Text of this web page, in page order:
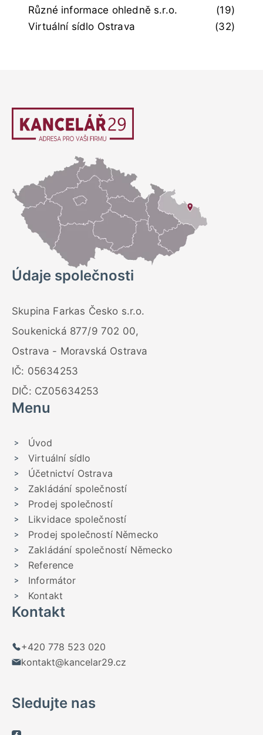
Různé informace ohledně s.r.o.
(19)
Virtuální sídlo Ostrava
(32)
Údaje společnosti
Skupina Farkas Česko s.r.o.
Soukenická 877/9 702 00,
Ostrava - Moravská Ostrava
IČ: 05634253
DIČ: CZ05634253
Menu
Úvod
Virtuální sídlo
Účetnictví Ostrava
Zakládání společností
Prodej společností
Likvidace společností
Prodej společností Německo
Zakládání společností Německo
Reference
Informátor
Kontakt
Kontakt
+420 778 523 020
kontakt@kancelar29.cz
Sledujte nas